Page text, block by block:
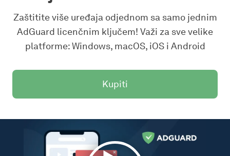
Zaštitite više uređaja odjednom sa samo jednim
AdGuard licenčnim ključem! Važi za sve velike
platforme: Windows, macOS, iOS i Android
Kupiti